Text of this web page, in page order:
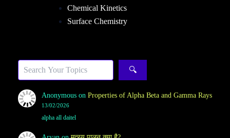
Chemical Kinetics
Surface Chemistry
🔍
Anonymouson Properties of Alpha Beta and Gamma Rays
13/02/2026
alpha all daitel